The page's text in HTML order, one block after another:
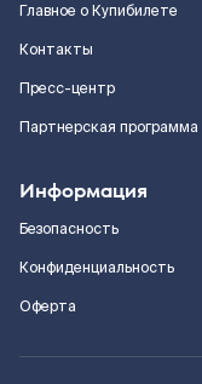
Главное о Купибилете
Контакты
Пресс-центр
Партнерская программа
Информация
Безопасность
Конфиденциальность
Оферта